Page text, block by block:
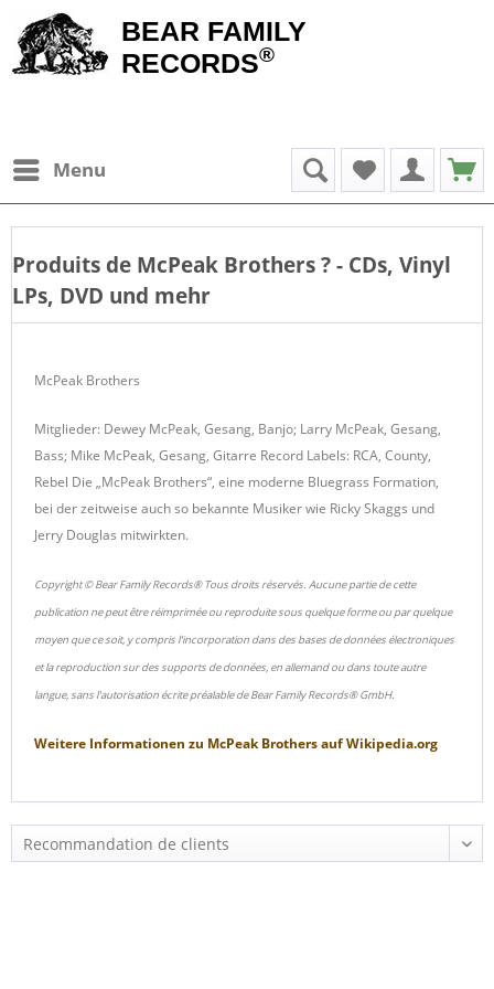
BEAR FAMILY
RECORDS®
Menu
Produits de McPeak Brothers? - CDs, Vinyl
LPs, DVD und mehr
McPeak Brothers
Mitglieder: Dewey McPeak, Gesang, Banjo; Larry McPeak, Gesang,
Bass; Mike McPeak, Gesang, Gitarre Record Labels: RCA, County,
Rebel Die „McPeak Brothers“, eine moderne Bluegrass Formation,
bei der zeitweise auch so bekannte Musiker wie Ricky Skaggs und
Jerry Douglas mitwirkten.
Copyright © Bear Family Records® Tous droits réservés. Aucune partie de cette
publication ne peut être réimprimée ou reproduite sous quelque forme ou par quelque
moyen que ce soit, y compris l'incorporation dans des bases de données électroniques
et la reproduction sur des supports de données, en allemand ou dans toute autre
langue, sans l'autorisation écrite préalable de Bear Family Records® GmbH.
Weitere Informationen zu McPeak BrothersaufWikipedia.org